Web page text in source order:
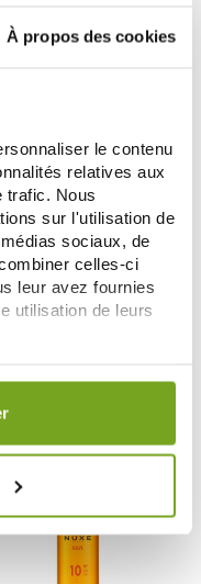
À propos des cookies
le contenu
relatives aux
trafic. Nous
sur l'utilisation de
sociaux, de
celles-ci
leur avez fournies
utilisation de leurs
pendant une
NUXE
RÊVE DE MIEL GEL